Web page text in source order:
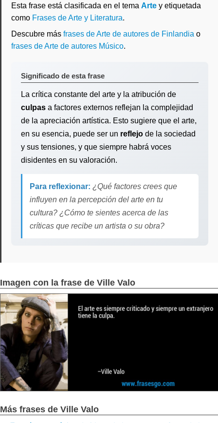
Esta frase está clasificada en el tema Arte y etiquetada
como Frases de Arte y Literatura.
Descubre más frases de Arte de autores de Finlandia o
frases de Arte de autores Músico.
Significado de esta frase
La crítica constante del arte y la atribución de
culpas a factores externos reflejan la complejidad
de la apreciación artística. Esto sugiere que el arte,
en su esencia, puede ser un reflejo de la sociedad
y sus tensiones, y que siempre habrá voces
disidentes en su valoración.
Para reflexionar: ¿Qué factores crees que
influyen en la percepción del arte en tu
cultura? ¿Cómo te sientes acerca de las
críticas que recibe un artista o su obra?
Imagen con la frase de Ville Valo
Más frases de Ville Valo